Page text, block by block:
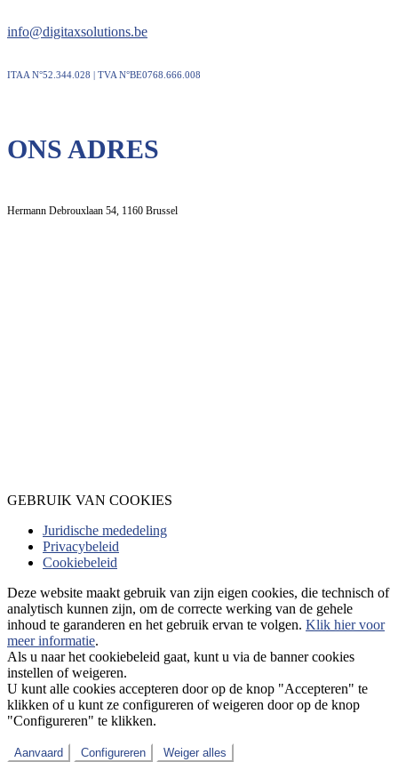
info@digitaxsolutions.be
ITAA N°52.344.028 | TVA N°BE0768.666.008
ONS ADRES
Hermann Debrouxlaan 54, 1160 Brussel
GEBRUIK VAN COOKIES
Juridische mededeling
Privacybeleid
Cookiebeleid
Deze website maakt gebruik van zijn eigen cookies, die technisch of
analytisch kunnen zijn, om de correcte werking van de gehele
inhoud te garanderen en het gebruik ervan te volgen. Klik hier voor
meer informatie.
Als u naar het cookiebeleid gaat, kunt u via de banner cookies
instellen of weigeren.
U kunt alle cookies accepteren door op de knop "Accepteren" te
klikken of u kunt ze configureren of weigeren door op de knop
"Configureren" te klikken.
Aanvaard Configureren Weiger alles